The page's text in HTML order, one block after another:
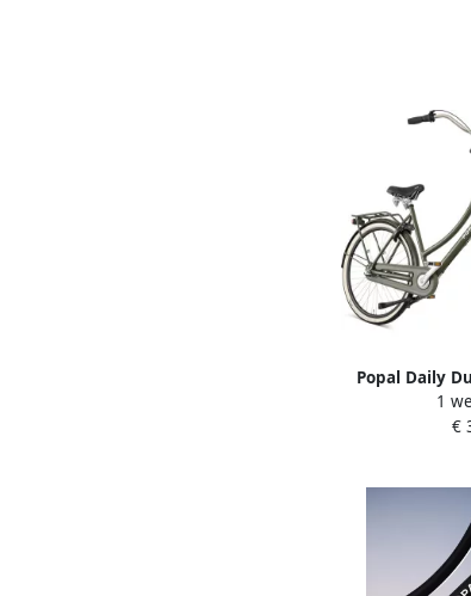
Popal Daily
Transportfiets
frame Dames
1
€